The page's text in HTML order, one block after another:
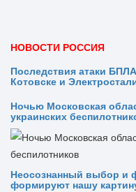
НОВОСТИ РОССИЯ
Последствия атаки
Котовске и
Ночью Московская
украинских
Неосознанный выбор и
формируют нашу